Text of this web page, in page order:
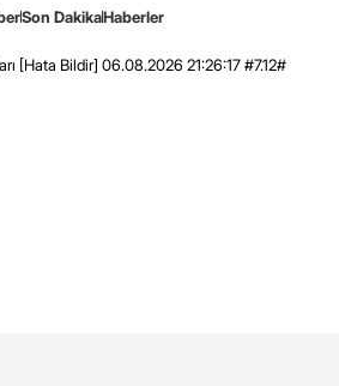
Son DakikaHaberler
[Hata Bildir] 06.08.2026 21:26:17 #7.12#